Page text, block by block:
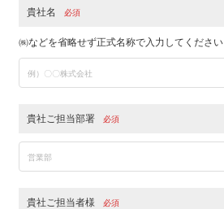
貴社名 必須
㈱などを省略せず正式名称で入力してください
貴社ご担当部署 必須
貴社ご担当者様 必須